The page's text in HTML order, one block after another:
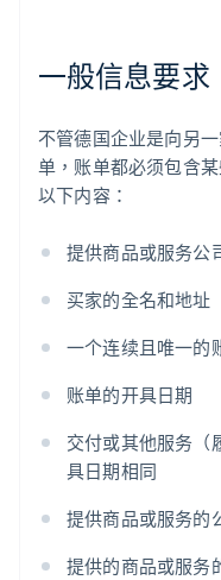
一般信息要求
不管德国企业是向另
单，账单都必须包含
以下内容：
提供商品或服务公
买家的全名和地址
一个连续且唯一的
账单的开具日期
交付或其他服务（
具日期相同
提供商品或服务的
提供的商品或服务